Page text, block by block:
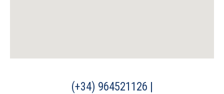
(+34) 964521126 |